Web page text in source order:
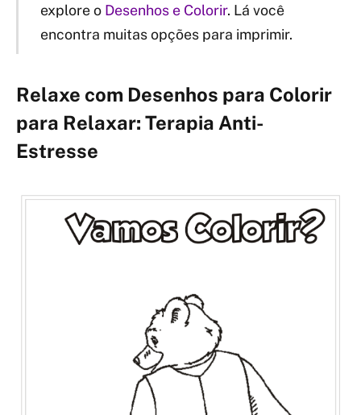
explore o Desenhos e Colorir. Lá você
encontra muitas opções para imprimir.
Relaxe com Desenhos para Colorir
para Relaxar: Terapia Anti-
Estresse